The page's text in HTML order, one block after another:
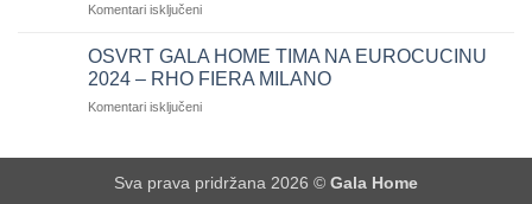
Komentari isključeniza
maksimalno
iskoristiti
prostor
u
za
OSVRT GALA HOME TIMA NA EUROCUCINU
2024 – RHO FIERA MILANO
Komentari isključeniza
TIMA
Sva prava pridržana 2026 © Gala Home